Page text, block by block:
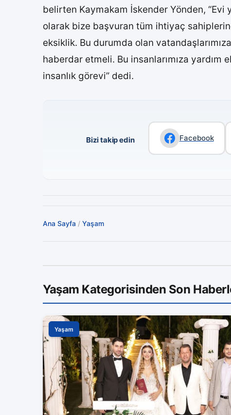
belirten Kaymakam İskender Yönden, “Evi
olarak bize başvuran tüm ihtiyaç
eksiklik. Bu durumda olan
haberdar etmeli. Bu insanlarımıza
insanlık görevi” dedi.
Bizi takip edin Facebook
Ana Sayfa / Yaşam
Yaşam Kategorisinden Son
Yaşam